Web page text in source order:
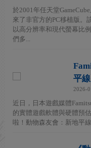
於2001年任天堂
來了非官方的PC移植版。
以高分辨率和現代螢幕比
們多...
平
2026-
近日，日本遊戲媒體
的實體遊戲軟體與硬體預
啦！動物森友會：新地平